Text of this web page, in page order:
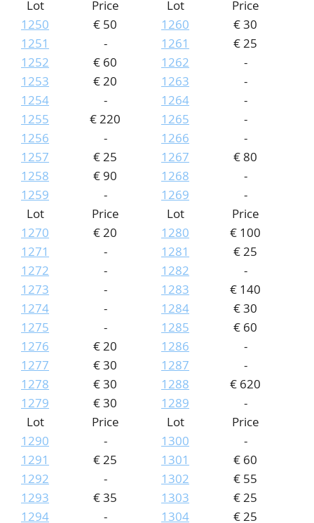
Lot
Price
1250
€ 50
1251
-
1252
€ 60
1253
€ 20
1254
-
1255
€ 220
1256
-
1257
€ 25
1258
€ 90
1259
-
Lot
Price
1260
€ 30
1261
€ 25
1262
-
1263
-
1264
-
1265
-
1266
-
1267
€ 80
1268
-
1269
-
Lot
Price
1270
€ 20
1271
-
1272
-
1273
-
1274
-
1275
-
1276
€ 20
1277
€ 30
1278
€ 30
1279
€ 30
Lot
Price
1280
€ 100
1281
€ 25
1282
-
1283
€ 140
1284
€ 30
1285
€ 60
1286
-
1287
-
1288
€ 620
1289
-
Lot
Price
1290
-
1291
€ 25
1292
-
1293
€ 35
1294
-
Lot
Price
1300
-
1301
€ 60
1302
€ 55
1303
€ 25
1304
€ 25